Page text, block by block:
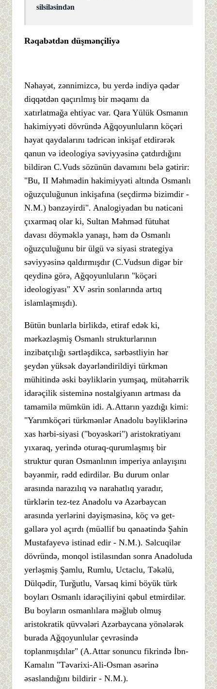
silsiləsindən
Rəqabətdən düşmənçiliyə
Nəhayət, zənnimizcə, bu yerdə indiyə qədər
diqqətdən qaçırılmış bir məqamı da
xatırlatmağa ehtiyac var. Qara Yülük Osmanın
hakimiyyəti dövründə Ağqoyunluların köçəri
həyat qaydalarını tədricən inkişaf etdirərək
qanun və ideologiya səviyyəsinə çatdırdığını
bildirən C.Vuds sözünün davamını belə gətirir:
"Bu, II Məhmədin hakimiyyəti altında Osmanlı
oğuzçuluğunun inkişafına (seçdirmə bizimdir -
N.M.) bənzəyirdi". Analogiyadan bu nəticəni
çıxarmaq olar ki, Sultan Məhməd fütuhat
davası döyməklə yanaşı, həm də Osmanlı
oğuzçuluğunu bir ülgü və siyasi strategiya
səviyyəsinə qaldırmışdır (C.Vudsun digər bir
qeydinə görə, Ağqoyunluların "köçəri
ideologiyası" XV əsrin sonlarında artıq
islamlaşmışdı).
Bütün bunlarla birlikdə, etiraf edək ki,
mərkəzləşmiş Osmanlı strukturlarının
inzibatçılığı sərtləşdikcə, sərbəstliyin hər
şeydən yüksək dəyərləndirildiyi türkmən
mühitində əski bəyliklərin yumşaq, mütəhərrik
idarəçilik sisteminə nostalgiyanın artması da
tamamilə mümkün idi. A.Attarın yazdığı kimi:
"Yarımköçəri türkmənlər Anadolu bəyliklərinə
xas hərbi-siyasi ("boyəskəri") aristokratiyanı
yıxaraq, yerində oturaq-qurumlaşmış bir
struktur quran Osmanlının imperiya anlayışını
bəyənmir, rədd edirdilər. Bu durum onlar
arasında narazılıq və narahatlıq yaradır,
türklərin tez-tez Anadolu və Azərbaycan
arasında yerlərini dəyişməsinə, köç və get-
gəllərə yol açırdı (müəllif bu qənaətində Şahin
Mustafayevə istinad edir - N.M.). Səlcuqilər
dövründə, monqol istilasından sonra Anadoluda
yerləşmiş Şamlu, Rumlu, Uctaclu, Təkəlü,
Dülqədir, Turğutlu, Varsaq kimi böyük türk
boyları Osmanlı idarəçiliyini qəbul etmirdilər.
Bu boyların osmanlılara məğlub olmuş
aristokratik qüvvələri Azərbaycana yönələrək
burada Ağqoyunlular çevrəsində
toplanmışdılar" (A.Attar sonuncu fikrində İbn-
Kamalın "Təvarixi-Ali-Osman əsərinə
əsaslandığını bildirir - N.M.).